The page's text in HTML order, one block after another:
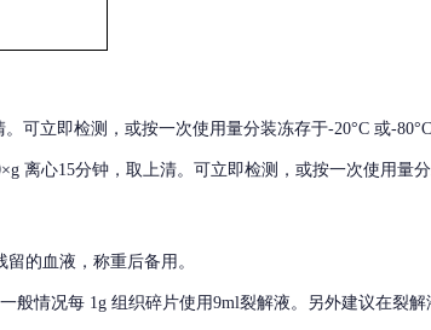
可立即检测，或按一次使用量分装冻存于-20°C 或-80°C
离心15分钟，取上清。可立即检测，或按一次使用量
的血液，称重后备用。
般情况每 1g 组织碎片使用9ml裂解液。另外建议在裂解